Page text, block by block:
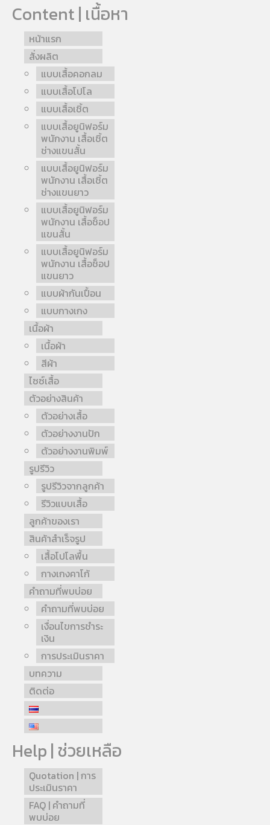
Content | เนื้อหา
หน้าแรก
สั่งผลิต
แบบเสื้อคอกลม
แบบเสื้อโปโล
แบบเสื้อเชิ้ต
แบบเสื้อยูนิฟอร์ม
พนักงาน เสื้อเชิ้ต
ช่างแขนสั้น
แบบเสื้อยูนิฟอร์ม
พนักงาน เสื้อเชิ้ต
ช่างแขนยาว
แบบเสื้อยูนิฟอร์ม
พนักงาน เสื้อช็อป
แขนสั้น
แบบเสื้อยูนิฟอร์ม
พนักงาน เสื้อช็อป
แขนยาว
แบบผ้ากันเปื้อน
แบบกางเกง
เนื้อผ้า
เนื้อผ้า
สีผ้า
ไซซ์เสื้อ
ตัวอย่างสินค้า
ตัวอย่างเสื้อ
ตัวอย่างงานปัก
ตัวอย่างงานพิมพ์
รูปรีวิว
รูปรีวิวจากลูกค้า
รีวิวแบบเสื้อ
ลูกค้าของเรา
สินค้าสำเร็จรูป
เสื้อโปโลพื้น
กางเกงคาโก้
คำถามที่พบบ่อย
คำถามที่พบบ่อย
เงื่อนไขการชำระ
เงิน
การประเมินราคา
บทความ
ติดต่อ
Help | ช่วยเหลือ
Quotation | การ
ประเมินราคา
FAQ | คำถามที่
พบบ่อย